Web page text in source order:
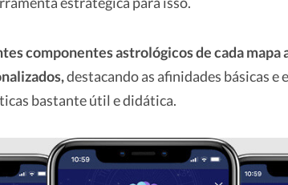
componentes astrológicos de cada mapa
destacando as afinidades básicas e
bastante útil e didática.